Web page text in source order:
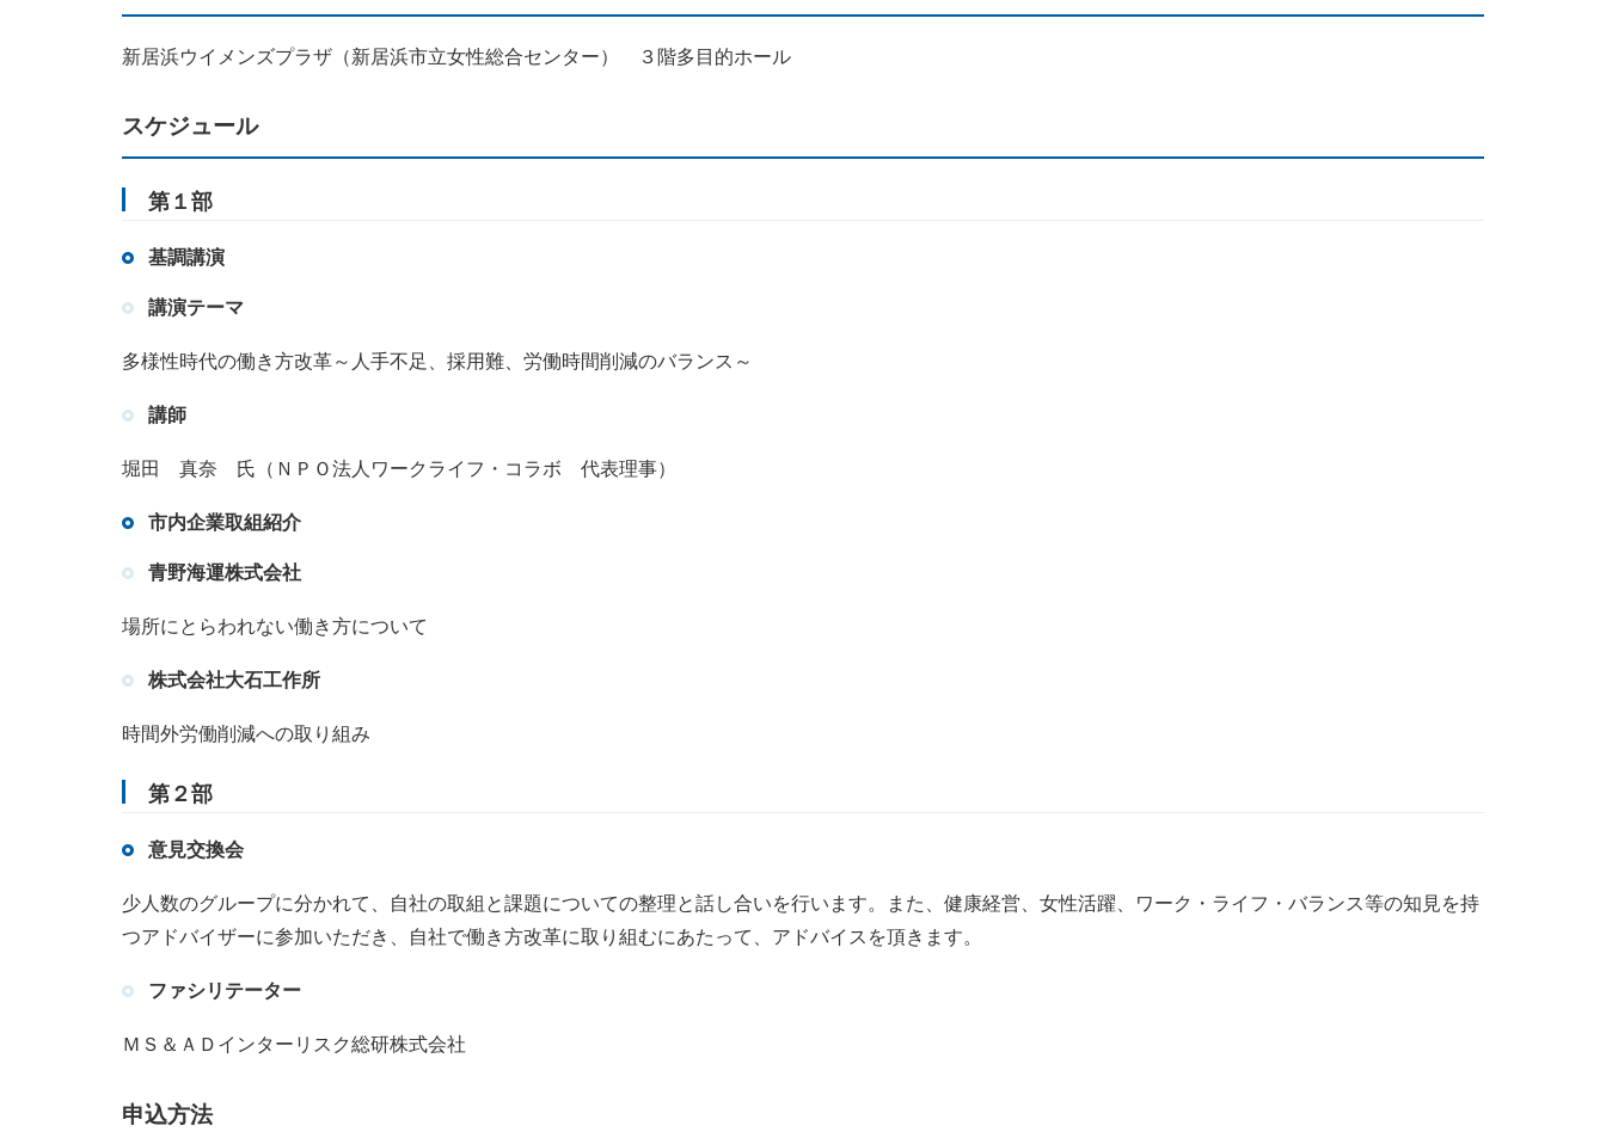
新居浜ウイメンズプラザ（新居浜市立女性総合センター） ３階多目的ホール
スケジュール
第１部
基調講演
講演テーマ
多様性時代の働き方改革～人手不足、採用難、労働時間削減のバランス～
講師
堀田 真奈 氏（ＮＰＯ法人ワークライフ・コラボ 代表理事）
市内企業取組紹介
青野海運株式会社
場所にとらわれない働き方について
株式会社大石工作所
時間外労働削減への取り組み
第２部
意見交換会
少人数のグループに分かれて、自社の取組と課題についての整理と話し合いを行います。また、健康経営、女性活躍、ワーク・ライフ・バランス等の知見を持
つアドバイザーに参加いただき、自社で働き方改革に取り組むにあたって、アドバイスを頂きます。
ファシリテーター
ＭＳ＆ＡＤインターリスク総研株式会社
申込方法